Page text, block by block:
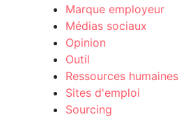
Marque employeur
Médias sociaux
Opinion
Outil
Ressources humaines
Sites d'emploi
Sourcing